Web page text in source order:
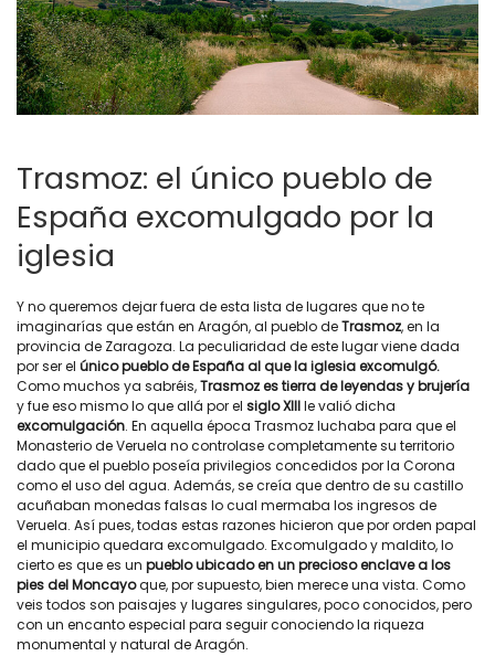
Trasmoz: el único pueblo de
España excomulgado por la
iglesia
Y no queremos dejar fuera de esta lista de lugares que no te
imaginarías que están en Aragón, al pueblo deTrasmoz, en la
provincia de Zaragoza. La peculiaridad de este lugar viene dada
por ser el único pueblo de España al que la iglesia excomulgó.
Como muchos ya sabréis,Trasmoz es tierra de leyendas y brujería
y fue eso mismo lo que allá por el siglo XIIIle valió dicha
excomulgación. En aquella época Trasmoz luchaba para que el
Monasterio de Veruela no controlase completamente su territorio
dado que el pueblo poseía privilegios concedidos por la Corona
como el uso del agua. Además, se creía que dentro de su castillo
acuñaban monedas falsas lo cual mermaba los ingresos de
Veruela. Así pues, todas estas razones hicieron que por orden papal
el municipio quedara excomulgado. Excomulgado y maldito, lo
cierto es que es un pueblo ubicado en un precioso enclave a los
pies del Moncayoque, por supuesto, bien merece una vista. Como
veis todos son paisajes y lugares singulares, poco conocidos, pero
con un encanto especial para seguir conociendo la riqueza
monumental y natural de Aragón.